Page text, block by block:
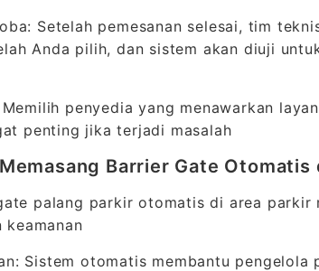
Setelah pemesanan selesai, tim
Anda pilih, dan sistem akan diuji
penyedia yang menawarkan
penting jika terjadi masalah
Barrier Gate
palang parkir otomatis di area parkir
Sistem otomatis membantu